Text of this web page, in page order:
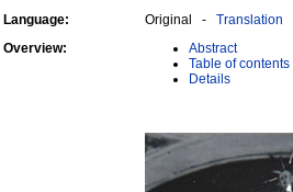
Language: Original - Translation
Overview:
Abstract
Table of contents
Details